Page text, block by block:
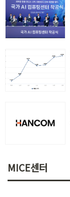
MICE센터